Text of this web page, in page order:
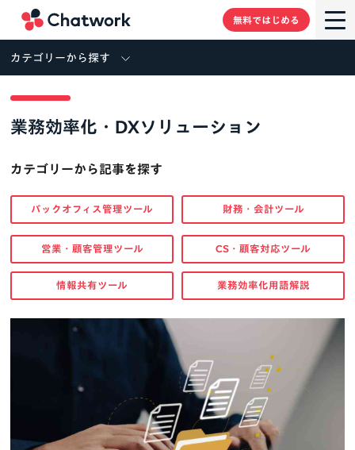
無料ではじめる
カテゴリーから探す
業務効率化・DXソリューション
カテゴリーから記事を探す
バックオフィス管理ツール 財務・会計ツール
営業・顧客管理ツール CS・顧客対応ツール
情報共有ツール 業務効率化用語解説